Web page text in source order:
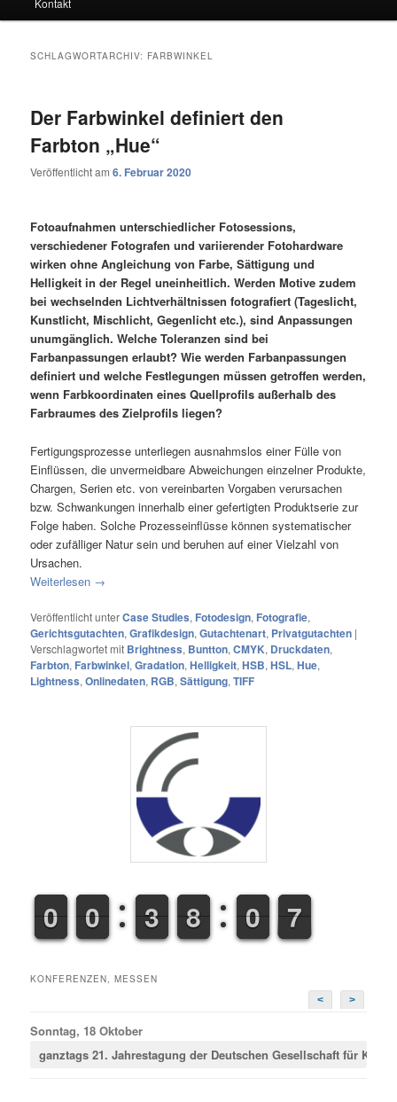
SCHLAGWORTARCHIV: FARBWINKEL
Der Farbwinkel definiert den
Farbton „Hue“
Veröffentlicht am6. Februar 2020
Fotoaufnahmen unterschiedlicher Fotosessions,
verschiedener Fotografen und variierender Fotohardware
wirken ohne Angleichung von Farbe, Sättigung und
Helligkeit in der Regel uneinheitlich. Werden Motive zudem
bei wechselnden Lichtverhältnissen fotografiert (Tageslicht,
Kunstlicht, Mischlicht, Gegenlicht etc.), sind Anpassungen
unumgänglich. Welche Toleranzen sind bei
Farbanpassungen erlaubt? Wie werden Farbanpassungen
definiert und welche Festlegungen müssen getroffen werden,
wenn Farbkoordinaten eines Quellprofils außerhalb des
Farbraumes des Zielprofils liegen?
Fertigungsprozesse unterliegen ausnahmslos einer Fülle von
Einflüssen, die unvermeidbare Abweichungen einzelner Produkte,
Chargen, Serien etc. von vereinbarten Vorgaben verursachen
bzw. Schwankungen innerhalb einer gefertigten Produktserie zur
Folge haben. Solche Prozesseinflüsse können systematischer
oder zufälliger Natur sein und beruhen auf einer Vielzahl von
Ursachen.
Weiterlesen →
Veröffentlicht unterCase Studies, Fotodesign, Fotografie,
Gerichtsgutachten,Grafikdesign,Gutachtenart, Privatgutachten |
Verschlagwortet mit Brightness, Buntton,CMYK, Druckdaten,
Farbton, Farbwinkel,Gradation,Helligkeit,HSB,HSL,Hue,
Lightness,Onlinedaten, RGB,Sättigung,TIFF
9
9
0
0 9
9
0
0 2
2
3
3 7
7
8
8 9
9
0
0 7
7
8
KONFERENZEN, MESSEN
<
>
Sonntag, 18 Oktober
ganztags21. Jahrestagung der Deutschen Gesellschaft für